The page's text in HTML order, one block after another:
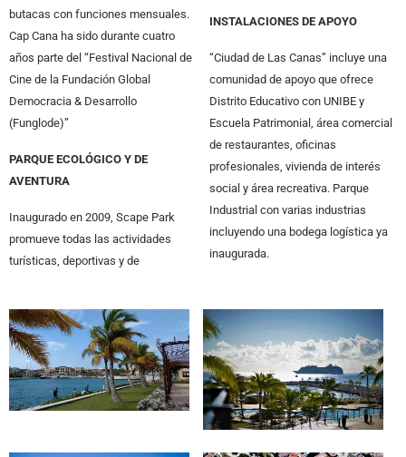
butacas con funciones mensuales.
Cap Cana ha sido durante cuatro
años parte del “Festival Nacional de
Cine de la Fundación Global
Democracia & Desarrollo
(Funglode)”
PARQUE ECOLÓGICO Y DE
AVENTURA
Inaugurado en 2009, Scape Park
promueve todas las actividades
turísticas, deportivas y de
INSTALACIONES DE APOYO
“Ciudad de Las Canas” incluye una
comunidad de apoyo que ofrece
Distrito Educativo con UNIBE y
Escuela Patrimonial, área comercial
de restaurantes, oficinas
profesionales, vivienda de interés
social y área recreativa. Parque
Industrial con varias industrias
incluyendo una bodega logística ya
inaugurada.